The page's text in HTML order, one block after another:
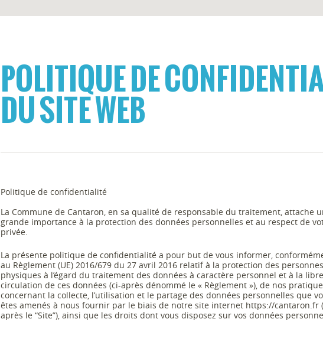
POLITIQUE DE
DU SITE WEB
Politique de confidentialité
La Commune de Cantaron, en sa qualité de responsable du traitement, attache
grande importance à la protection des données personnelles et au respect de
privée.
La présente politique de confidentialité a pour but de vous informer,
au Règlement (UE) 2016/679 du 27 avril 2016 relatif à la protection des personnes
physiques à l’égard du traitement des données à caractère personnel et à la libre
circulation de ces données (ci-après dénommé le « Règlement »), de nos
concernant la collecte, l’utilisation et le partage des données personnelles que
êtes amenés à nous fournir par le biais de notre site internet https://cantaron.fr
après le “Site”), ainsi que les droits dont vous disposez sur vos données